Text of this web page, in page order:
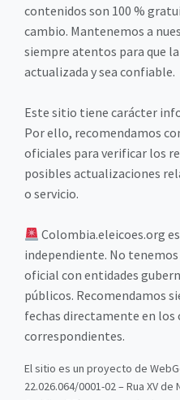
contenidos son 100 %
cambio. Mantenemos a
siempre atentos para que
actualizada y sea confiable.
Este sitio tiene carácter
Por ello, recomendamos
oficiales para verificar los
posibles actualizaciones
o servicio.
Colombia.eleicoes.org
independiente. No
oficial con entidades
públicos. Recomendamos
fechas directamente en los
correspondientes.
El sitio es un proyecto de
22.026.064/0001-02 – Rua XV